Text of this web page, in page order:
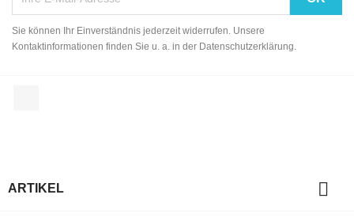
Sie können Ihr Einverständnis jederzeit widerrufen. Unsere
Kontaktinformationen finden Sie u. a. in der Datenschutzerklärung.
ARTIKEL 